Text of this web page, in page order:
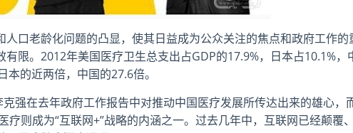
口老龄化问题的凸显，使其日益成为公众关注的焦点和政府工作的
限。2012年美国医疗卫生总支出占GDP的17.9%，日本占10.1%，
的近两倍，中国的27.6倍。
强在去年政府工作报告中对推动中国医疗发展所传达出来的雄心，
则成为“互联网+”战略的内涵之一。过去几年中，互联网已经颠覆、